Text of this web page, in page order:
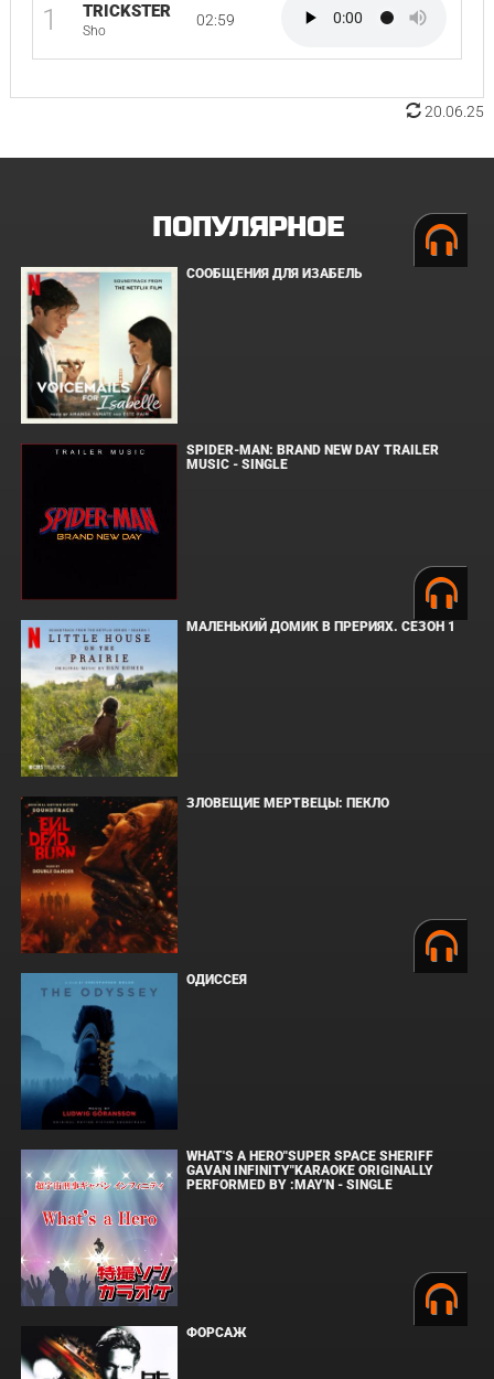
1 TRICKSTER
Sho
02:59
20.06.25
ПОПУЛЯРНОЕ
СООБЩЕНИЯ ДЛЯ ИЗАБЕЛЬ
SPIDER-MAN: BRAND NEW DAY TRAILER
MUSIC - SINGLE
МАЛЕНЬКИЙ ДОМИК В ПРЕРИЯХ. СЕЗОН 1
ЗЛОВЕЩИЕ МЕРТВЕЦЫ: ПЕКЛО
ОДИССЕЯ
WHAT'S A HERO"SUPER SPACE SHERIFF
GAVAN INFINITY"KARAOKE ORIGINALLY
PERFORMED BY :MAY'N - SINGLE
ФОРСАЖ